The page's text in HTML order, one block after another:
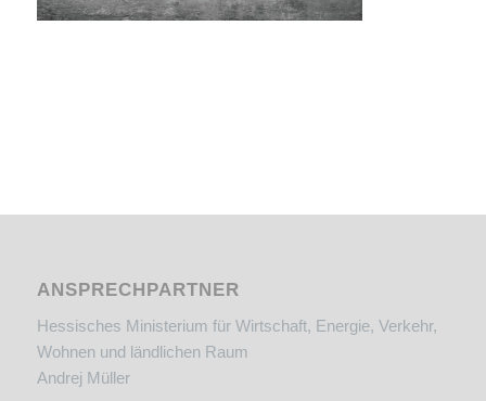
ANSPRECHPARTNER
Hessisches Ministerium für Wirtschaft, Energie, Verkehr,
Wohnen und ländlichen Raum
Andrej Müller